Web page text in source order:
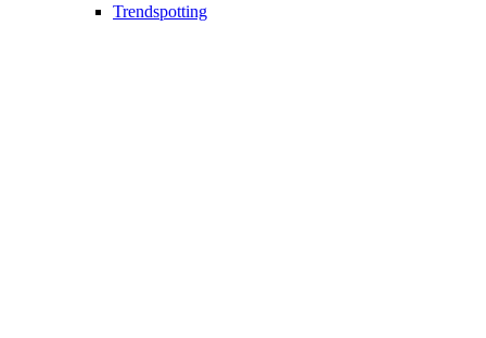
Trendspotting